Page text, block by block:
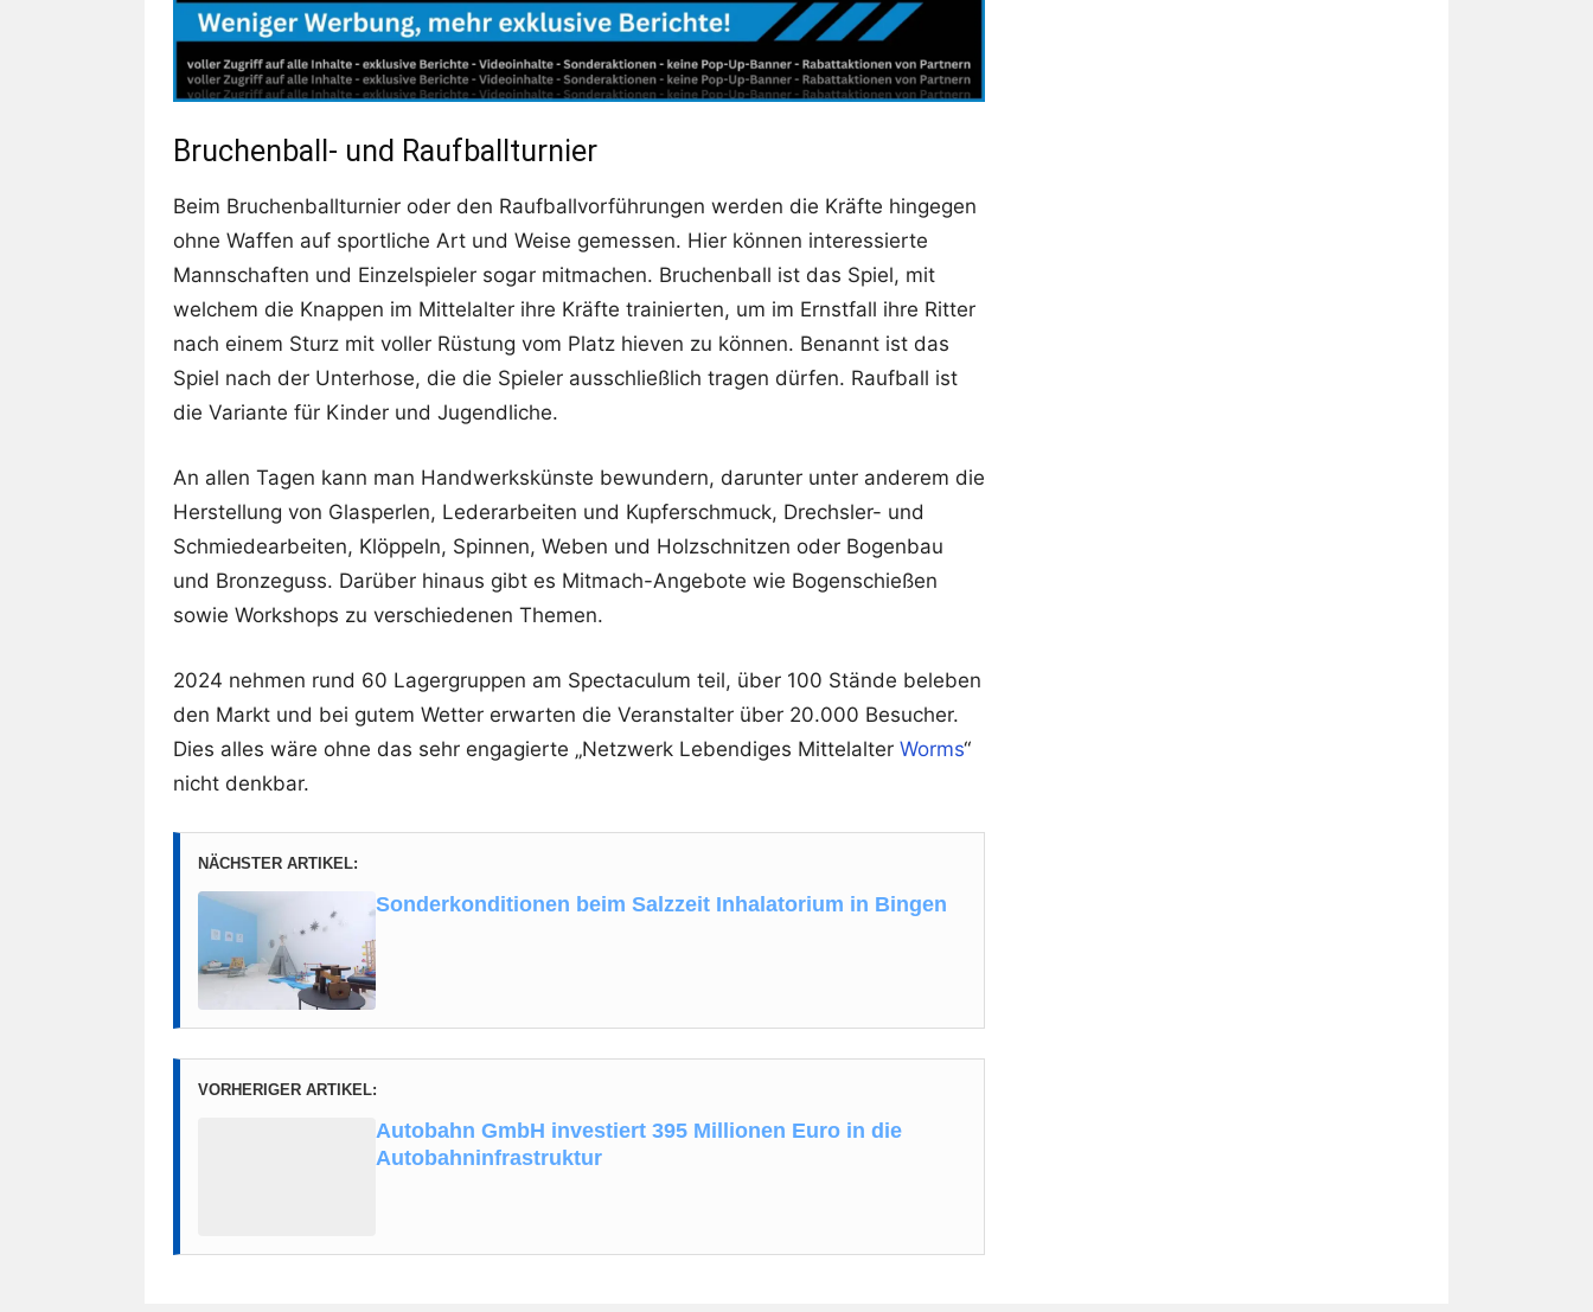
Bruchenball- und Raufballturnier
Beim Bruchenballturnier oder den Raufballvorführungen werden die Kräfte hingegen
ohne Waffen auf sportliche Art und Weise gemessen. Hier können interessierte
Mannschaften und Einzelspieler sogar mitmachen. Bruchenball ist das Spiel, mit
welchem die Knappen im Mittelalter ihre Kräfte trainierten, um im Ernstfall ihre Ritter
nach einem Sturz mit voller Rüstung vom Platz hieven zu können. Benannt ist das
Spiel nach der Unterhose, die die Spieler ausschließlich tragen dürfen. Raufball ist
die Variante für Kinder und Jugendliche.
An allen Tagen kann man Handwerkskünste bewundern, darunter unter anderem die
Herstellung von Glasperlen, Lederarbeiten und Kupferschmuck, Drechsler- und
Schmiedearbeiten, Klöppeln, Spinnen, Weben und Holzschnitzen oder Bogenbau
und Bronzeguss. Darüber hinaus gibt es Mitmach-Angebote wie Bogenschießen
sowie Workshops zu verschiedenen Themen.
2024 nehmen rund 60 Lagergruppen am Spectaculum teil, über 100 Stände beleben
den Markt und bei gutem Wetter erwarten die Veranstalter über 20.000 Besucher.
Dies alles wäre ohne das sehr engagierte „Netzwerk Lebendiges Mittelalter Worms“
nicht denkbar.
NÄCHSTER ARTIKEL:
Sonderkonditionen beim Salzzeit Inhalatorium in Bingen
VORHERIGER ARTIKEL:
Autobahn GmbH investiert 395 Millionen Euro in die
Autobahninfrastruktur